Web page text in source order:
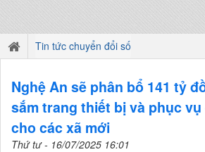
Tin tức chuyển đổi số
Nghệ An sẽ phân bổ 141 tỷ
sắm trang thiết bị và phục
cho các xã mới
Thứ tư - 16/07/2025 16:01